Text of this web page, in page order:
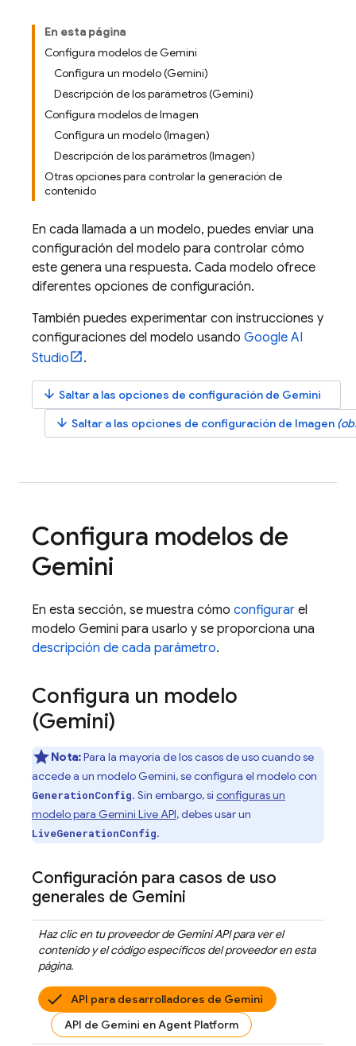
En esta página
Configura modelos de Gemini
Configura un modelo (Gemini)
Descripción de los parámetros (Gemini)
Configura modelos de Imagen
Configura un modelo (Imagen)
Descripción de los parámetros (Imagen)
Otras opciones para controlar la generación de
contenido
En cada llamada a un modelo, puedes enviar una
configuración del modelo para controlar cómo
este genera una respuesta. Cada modelo ofrece
diferentes opciones de configuración.
También puedes experimentar con instrucciones y
configuraciones del modelo usando Google AI
Studio
.
arrow_downward Saltar a las opciones de configuración de Gemini
arrow_downward Saltar a las opciones de configuración de Imagen
Configura modelos de
Gemini
En esta sección, se muestra cómo configurar el
modelo Gemini para usarlo y se proporciona una
descripción de cada parámetro.
Configura un modelo
(Gemini)
Nota:Para la mayoría de los casos de uso cuando se
accede a un modelo Gemini, se configura el modelo con
GenerationConfig. Sin embargo, si configuras un
modelo para Gemini Live API, debes usar un
LiveGenerationConfig.
Configuración para casos de uso
generales de Gemini
Haz clic en tu proveedor deGemini APIpara ver el
contenido y el código específicos del proveedor en esta
página.
API para desarrolladores de Gemini
API de Gemini en Agent Platform